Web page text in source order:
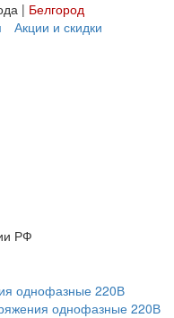
| Белгород
Акции и скидки
РФ
однофазные 220В
однофазные 220В